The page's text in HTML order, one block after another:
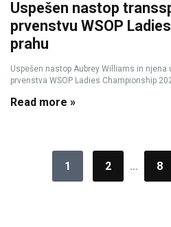
Uspešen nastop
prvenstvu WSOP
prahu
Uspešen nastop Aubrey Williams in
prvenstva WSOP Ladies Championship
Read more »
1 2 … 8